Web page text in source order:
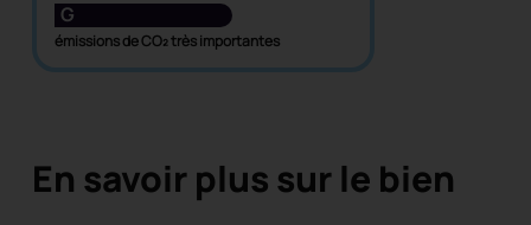
G
émissions de CO₂ très importantes
En savoir plus sur le bien